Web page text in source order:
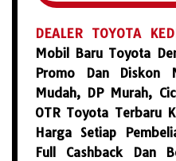
DEALER TOYOTA
Mobil Baru Toyota
Promo Dan Diskon
Mudah, DP Murah,
OTR Toyota Terbaru
Harga Setiap
Full Cashback Dan